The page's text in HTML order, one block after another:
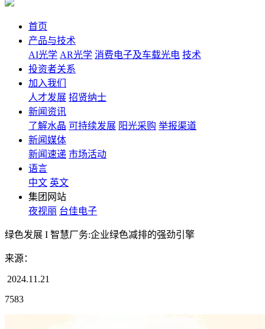
首页
产品与技术
AI光学 AR光学 消费电子及车载光电 技术
投资者关系
加入我们
人才发展 招贤纳士
新闻资讯
了解水晶 可持续发展 阳光采购 举报渠道
新闻媒体
新闻速递 市场活动
语言
中文 英文
集团网站
夜视丽 台佳电子
绿色发展 I 智慧厂务:企业绿色减排的强劲引擎
来源：
2024.11.21
7583